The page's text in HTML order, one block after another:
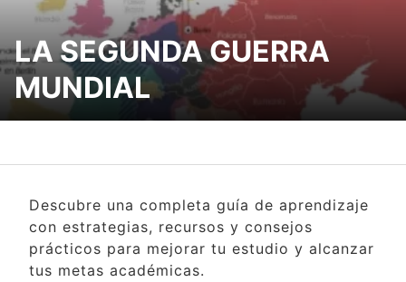
LA SEGUNDA GUERRA
MUNDIAL
Descubre una completa guía de aprendizaje
con estrategias, recursos y consejos
prácticos para mejorar tu estudio y alcanzar
tus metas académicas.